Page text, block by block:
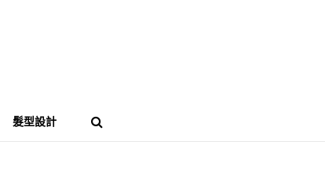
髮型設計